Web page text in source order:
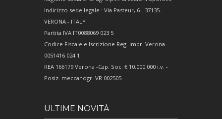
Indirizzo sede legale : Via Pasteur, 6 - 37135 -
VERONA - ITALY
Partita IVA IT0088069 023 5
Codice Fiscale e Iscrizione Reg. Impr. Verona
0051416 024 1
REA 166179 Verona -Cap. Soc. € 10.000.000 i.v. -
Posiz. meccanogr. VR 002505
ULTIME NOVITÀ